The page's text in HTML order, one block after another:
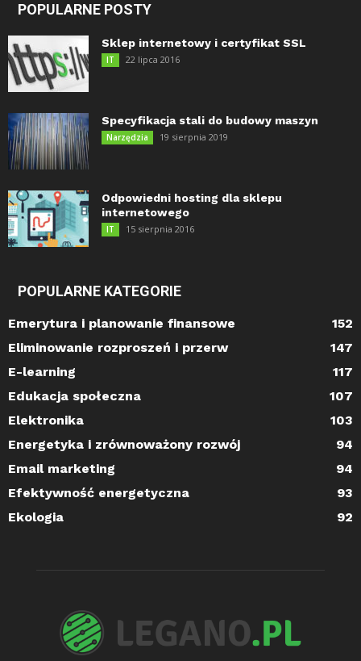
POPULARNE POSTY
Sklep internetowy i certyfikat SSL
IT 22 lipca 2016
Specyfikacja stali do budowy maszyn
Narzędzia 19 sierpnia 2019
Odpowiedni hosting dla sklepu
internetowego
IT 15 sierpnia 2016
POPULARNE KATEGORIE
Emerytura i planowanie finansowe
152
Eliminowanie rozproszeń i przerw
147
E-learning
117
Edukacja społeczna
107
Elektronika
103
Energetyka i zrównoważony rozwój
94
Email marketing
94
Efektywność energetyczna
93
Ekologia
92